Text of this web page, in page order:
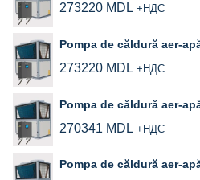
273220 MDL +НДС
Pompa de căldură aer-
273220 MDL +НДС
Pompa de căldură aer-
270341 MDL +НДС
Pompa de căldură